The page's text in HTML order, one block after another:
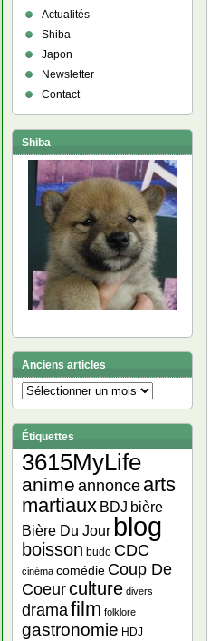
Actualités
Shiba
Japon
Newsletter
Contact
Shiba
Anciens articles
Anciens
articles
Étiquettes
3615MyLife
anime annonce arts
martiaux BDJ bière
Bière Du Jour blog
boisson budo CDC
cinéma comédie Coup De
Coeurculture divers
dramafilm folklore
gastronomie HDJ